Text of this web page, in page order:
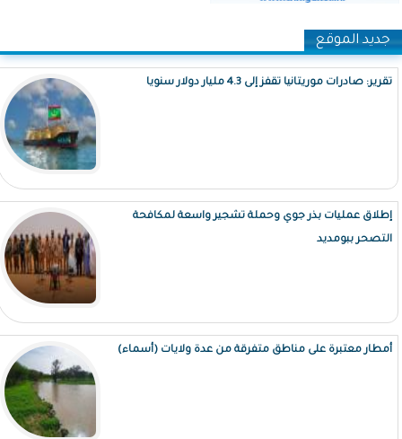
جديد الموقع
تقرير: صادرات موريتانيا تقفز إلى 4.3 مليار دولار سنويا
إطلاق عمليات بذر جوي وحملة تشجير واسعة لمكافحة
التصحر ببومديد
أمطار معتبرة على مناطق متفرقة من عدة ولايات (أسماء)